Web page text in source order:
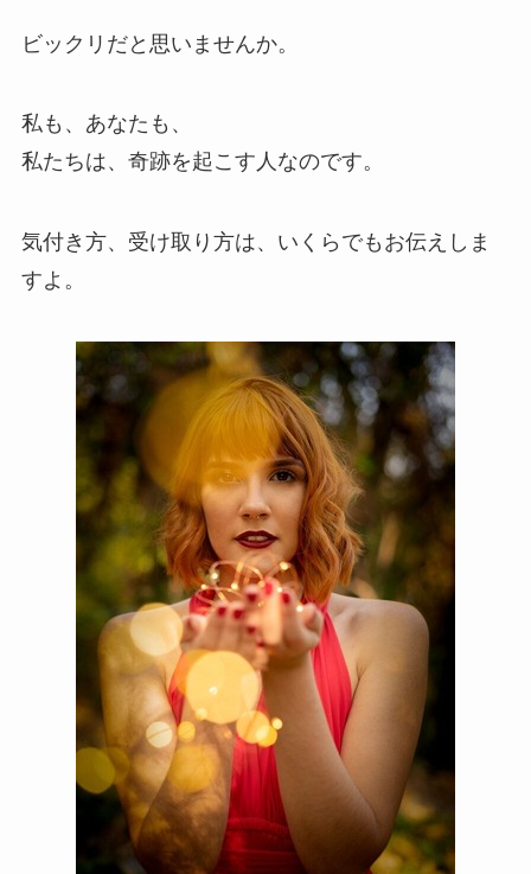
ビックリだと思いませんか。
私も、あなたも、
私たちは、奇跡を起こす人なのです。
気付き方、受け取り方は、いくらでもお伝えしま
すよ。